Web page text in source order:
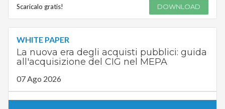
Scaricalo gratis! DOWNLOAD
WHITE PAPER
La nuova era degli acquisti pubblici: guida
all'acquisizione del CIG nel MEPA
07 Ago 2026